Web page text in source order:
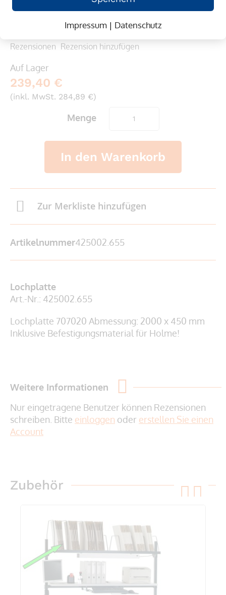
Impressum| Datenschutz
der
0/5.00
Mehr Informationen, dass es sich um echte
Bewertungen handelt
Rezensionen Rezension hinzufügen
Auf Lager
239,40 €
(inkl. MwSt. 284,89 €)
Menge
In den Warenkorb
Zur Merkliste hinzufügen
Artikelnummer425002.655
Lochplatte
Art.-Nr.: 425002.655
Lochplatte 707020 Abmessung: 2000 x 450 mm
Inklusive Befestigungsmaterial für Holme!
Weitere Informationen
Nur eingetragene Benutzer können Rezensionen
schreiben. Bitte einloggen oder erstellen Sie einen
Account
Zubehör